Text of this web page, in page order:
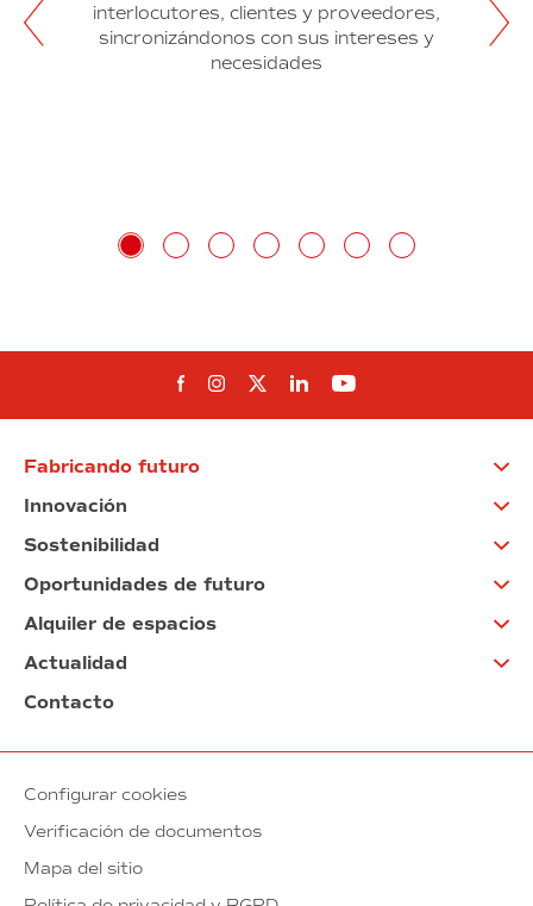
Ir al siguiente contenido
interlocutores, clientes y proveedores,
sincronizándonos con sus intereses y
necesidades
en
Ir al anterior contenido
Síguenos en Facebook
Síguenos en Instagram
Síguenos en Twitter
Síguenos en Linkedin
Síguenos en
Fabricando futuro
Innovación
Sostenibilidad
Oportunidades de futuro
Alquiler de espacios
Actualidad
Contacto
Configurar cookies
Verificación de documentos
Mapa del sitio